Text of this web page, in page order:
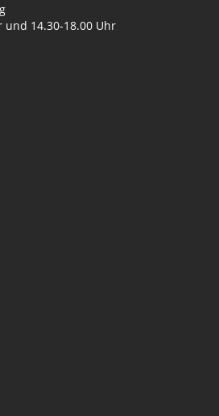
und 14.30-18.00 Uhr